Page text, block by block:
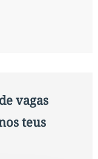
vagas
teus